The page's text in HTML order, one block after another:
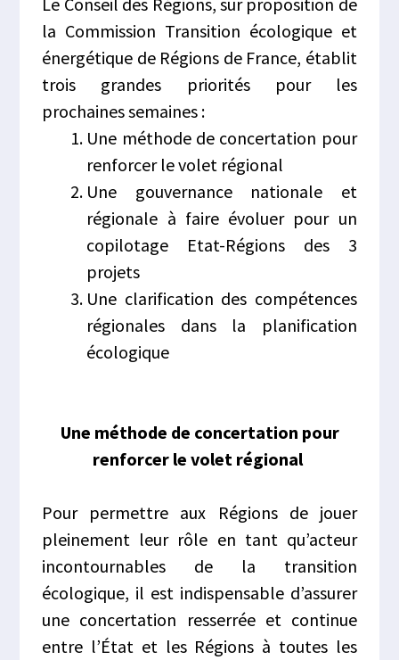
la Commission Transition écologique et
énergétique de Régions de France, établit
trois grandes priorités pour les
prochaines semaines :
Une méthode de concertation pour
renforcer le volet régional
Une gouvernance nationale et
régionale à faire évoluer pour un
copilotage Etat-Régions des 3
projets
Une clarification des compétences
régionales dans la planification
écologique
Une méthode de concertation pour
renforcer le volet régional
Pour permettre aux Régions de jouer
pleinement leur rôle en tant qu’acteur
incontournables de la transition
écologique, il est indispensable d’assurer
une concertation resserrée et continue
entre l’État et les Régions à toutes les